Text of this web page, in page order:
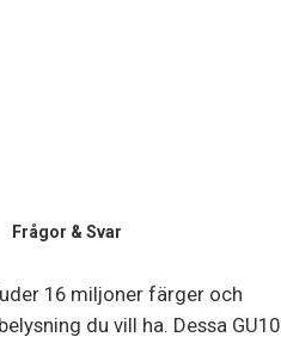
Frågor & Svar
16 miljoner färger och
du vill ha. Dessa GU10